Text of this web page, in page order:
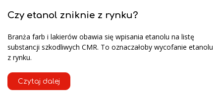
Czy etanol zniknie z rynku?
Branża farb i lakierów obawia się wpisania etanolu na listę
substancji szkodliwych CMR. To oznaczałoby wycofanie etanolu
z rynku.
Czytaj dalej